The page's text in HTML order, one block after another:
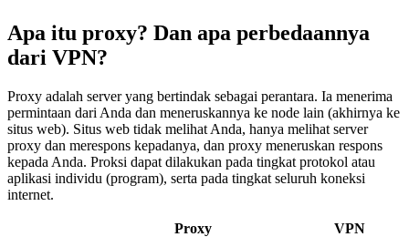
Apa itu proxy? Dan apa perbedaannya
dari VPN?
Proxy adalah server yang bertindak sebagai perantara. Ia menerima
permintaan dari Anda dan meneruskannya ke node lain (akhirnya ke
situs web). Situs web tidak melihat Anda, hanya melihat server
proxy dan merespons kepadanya, dan proxy meneruskan respons
kepada Anda. Proksi dapat dilakukan pada tingkat protokol atau
aplikasi individu (program), serta pada tingkat seluruh koneksi
internet.
Proxy
VPN